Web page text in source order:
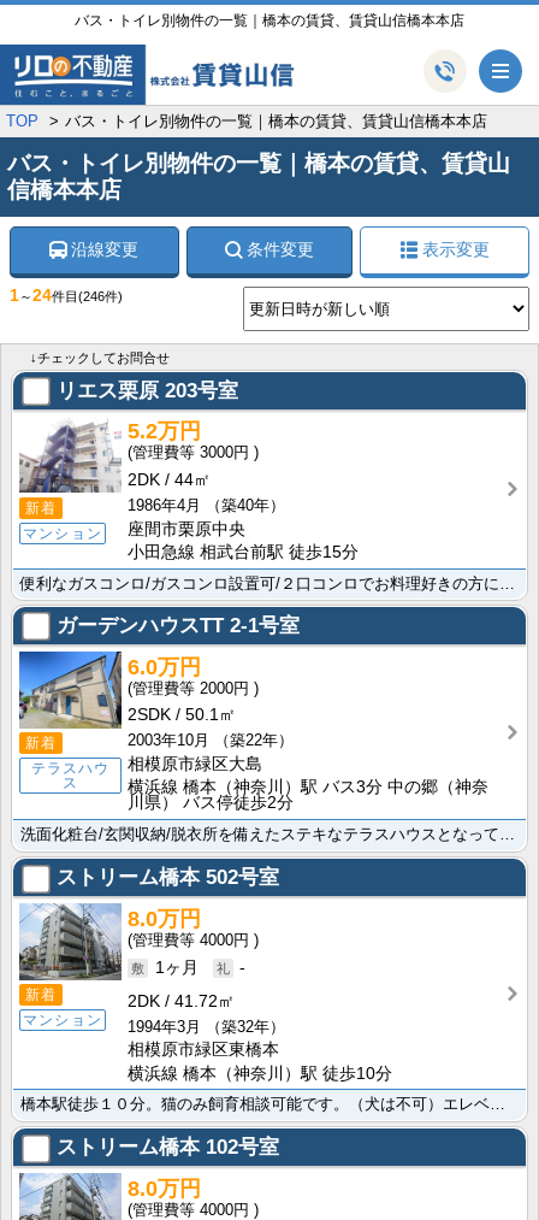
バス・トイレ別物件の一覧｜橋本の賃貸、賃貸山信橋本本店
TOP バス・トイレ別物件の一覧｜橋本の賃貸、賃貸山信橋本本店
バス・トイレ別物件の一覧｜橋本の賃貸、賃貸山
信橋本本店
沿線変更 条件変更 表示変更
1～24件目 (246件)
↓チェックしてお問合せ
リエス栗原 203号室
新着
マンション
5.2万円
3000円
2DK
44㎡
1986年4月
（築40年）
座間市栗原中央
小田急線 相武台前駅 徒歩15分
便利なガスコンロ/ガスコンロ設置可/２口コンロでお料理好きの方には魅力的な設備も充実。株式会社賃貸山･･･
ガーデンハウスTT 2-1号室
新着
テラスハウ
ス
6.0万円
2000円
2SDK
50.1㎡
2003年10月
（築22年）
相模原市緑区大島
横浜線 橋本（神奈川）駅 バス3分 中の郷（神奈
川県） バス停徒歩2分
洗面化粧台/玄関収納/脱衣所を備えたステキなテラスハウスとなっています。Seria(ｾﾘｱ) ｺﾋﾟ･･･
ストリーム橋本502号室
新着
マンション
8.0万円
4000円
1ヶ月
-
2DK
41.72㎡
1994年3月
（築32年）
相模原市緑区東橋本
横浜線 橋本（神奈川）駅 徒歩10分
橋本駅徒歩１０分。猫のみ飼育相談可能です。（犬は不可）エレベーターも完備・最上階のお部屋となります。･･･
ストリーム橋本102号室
8.0万円
4000円